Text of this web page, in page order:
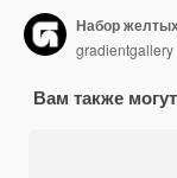
gradientgallery
Вам также